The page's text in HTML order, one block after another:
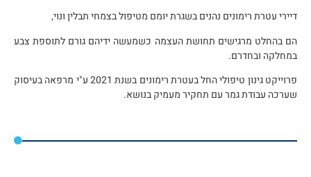
דיירי עטרת רימונים נהנים בשגרת יומם מטיפול בצמחי תבלין ונוי,
הם בהחלט מרגישים תחושת העצמה כשמעשה ידיהם גורם לתוספת צבע
במחלקה ובחדרם.
פרוייקט גינון טיפולי החל בעטרת רימונים בשנת 2021 ע"י מרפאה בעיסוק
שערכה עבודת גמר עם תחקיר מעמיק בנושא.